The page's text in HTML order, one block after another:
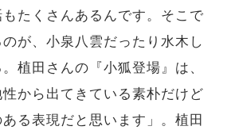
たくさんあるんです。そこで
が、小泉八雲だったり水木し
植田さんの『小狐登場』は、
から出てきている素朴だけど
る表現だと思います」。植田